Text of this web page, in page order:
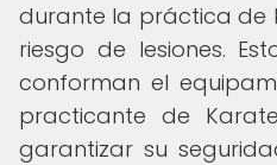
durante la práctica de
riesgo de lesiones.
conforman el
practicante de
garantizar su